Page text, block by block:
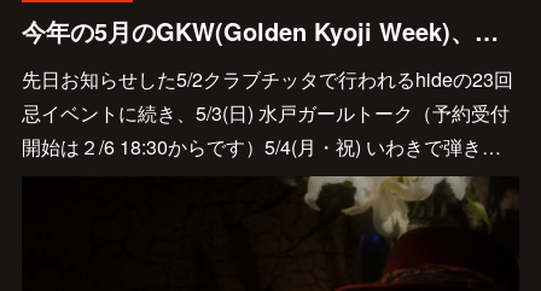
今年の5月のGKW(Golden Kyoji Week)、スケジュールのお知らせです♪
先日お知らせした5/2クラブチッタで行われるhideの23回
忌イベントに続き、5/3(日) 水戸ガールトーク（予約受付
開始は２/6 18:30からです）5/4(月・祝) いわきで弾き…